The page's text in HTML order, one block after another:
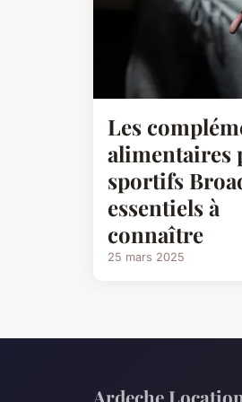
Les
alimentaires
sportifs
essentiels à
connaître
25 mars 2025